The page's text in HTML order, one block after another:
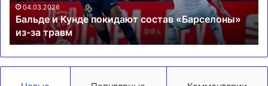
за
травм
04.03.2026
Бальде и Кунде покидают состав «Барселоны»
из-за травм